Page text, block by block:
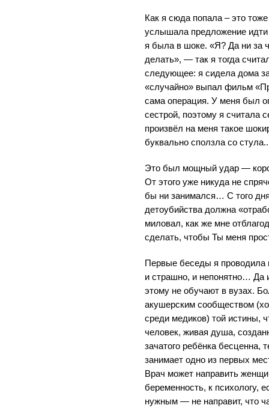
Как я сюда попала – это
услышала предложение идти
я была в шоке. «Я? Да ни за
делать», — так я тогда
следующее: я сидела дома
«случайно» выпал фильм
сама операция. У меня был
сестрой, поэтому я считала
произвёл на меня такое
буквально сползла со
Это был мощный удар —
От этого уже никуда не
бы ни занимался… С того
детоубийства должна
миловал, как же мне
сделать, чтобы Ты меня
Первые беседы я
и страшно, и непонятно… Да
этому не обучают в вузах.
акушерским сообществом
среди медиков) той истины,
человек, живая душа,
зачатого ребёнка бесценна,
занимает одно из первых
Врач может направить
беременность, к психологу,
нужным — не направит, что